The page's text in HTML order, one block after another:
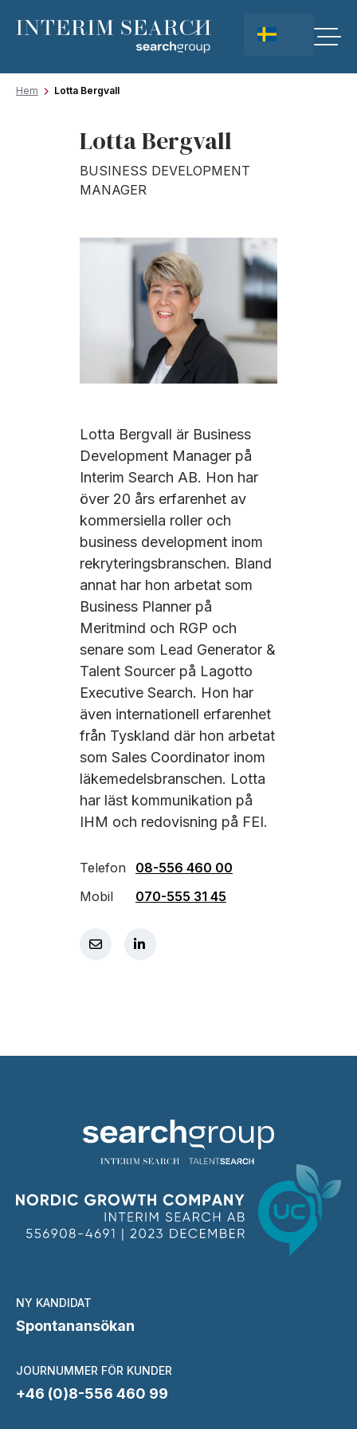
Hem Lotta Bergvall
Lotta Bergvall
BUSINESS DEVELOPMENT
MANAGER
Lotta Bergvall är Business
Development Manager på
Interim Search AB. Hon har
över 20 års erfarenhet av
kommersiella roller och
business development inom
rekryteringsbranschen. Bland
annat har hon arbetat som
Business Planner på
Meritmind och RGP och
senare som Lead Generator &
Talent Sourcer på Lagotto
Executive Search. Hon har
även internationell erfarenhet
från Tyskland där hon arbetat
som Sales Coordinator inom
läkemedelsbranschen. Lotta
har läst kommunikation på
IHM och redovisning på FEI.
Telefon
08-556 460 00
Mobil
070-555 31 45
NY KANDIDAT
Spontanansökan
JOURNUMMER FÖR KUNDER
+46 (0)8-556 460 99